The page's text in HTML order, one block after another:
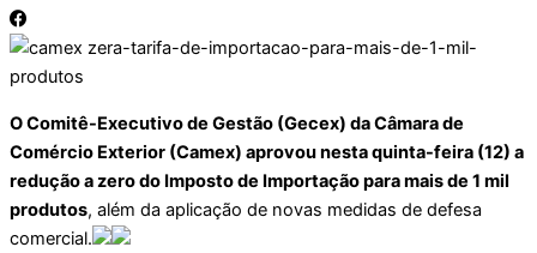
O Comitê-Executivo de Gestão (Gecex) da Câmara de
Comércio Exterior (Camex) aprovou nesta quinta-feira (12) a
redução a zero do Imposto de Importação para mais de 1 mil
produtos, além da aplicação de novas medidas de defesa
comercial.